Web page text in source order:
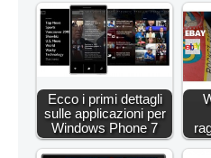
Ecco i primi dettagli
sulle applicazioni per
Windows Phone 7